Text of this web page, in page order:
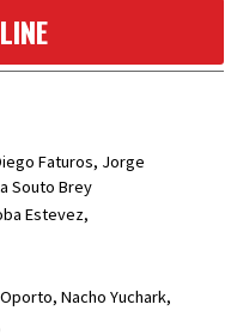
Faturos, Jorge
Souto Brey
Estevez,
Nacho Yuchark,